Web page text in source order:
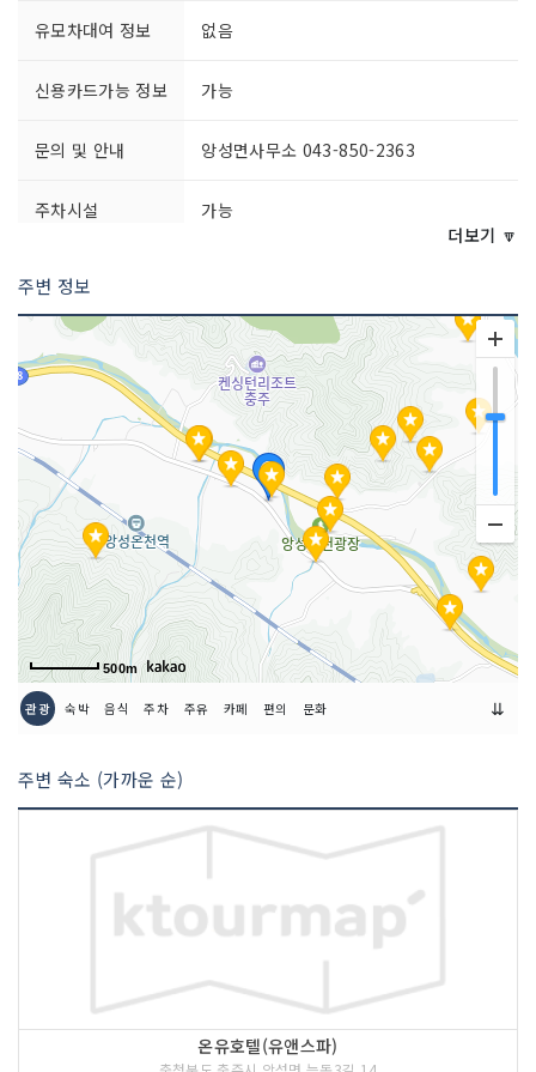
유모차대여 정보 없음
신용카드가능 정보 가능
문의 및 안내 앙성면사무소 043-850-2363
주차시설 가능
이용시간 업체별 상이
더보기 🔽
주변 정보
500m
관광 숙박 음식 주차 주유 카페 편의 문화 ⇊
주변 숙소 (가까운 순)
온유호텔(유앤스파)